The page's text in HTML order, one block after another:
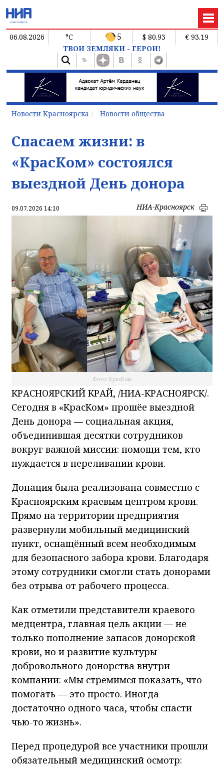
06.08.2026 °C 5 $ 80.93
€ 93.19
ТВОИ ЗЕМЛЯКИ - ГЕРОИ!
Новости Красноярска Новости общества
Спасаем жизни: в
«КрасКом» состоялся
выездной День донора
09.07.2026 14:10 НИА-Красноярск
Фото: КрасКом
КРАСНОЯРСКИЙ КРАЙ, /НИА-КРАСНОЯРСК/.
Сегодня в «КрасКом» прошёе выездной
День донора — социальная акция,
объединившая десятки сотрудников
вокруг важной миссии: помощи тем, кто
нуждается в переливании крови.
Донация была реализована совместно с
Красноярским краевым центром крови.
Прямо на территории предприятия
развернули мобильный медицинский
пункт, оснащённый всем необходимым
для безопасного забора крови. Благодаря
этому сотрудники смогли стать донорами
без отрыва от рабочего процесса.
Как отметили представители краевого
медцентра, главная цель акции — не
только пополнение запасов донорской
крови, но и развитие культуры
добровольного донорства внутри
компании: «Мы стремимся показать, что
помогать — это просто. Иногда
достаточно одного часа, чтобы спасти
чью-то жизнь».
Перед процедурой все участники прошли
обязательный медицинский осмотр: